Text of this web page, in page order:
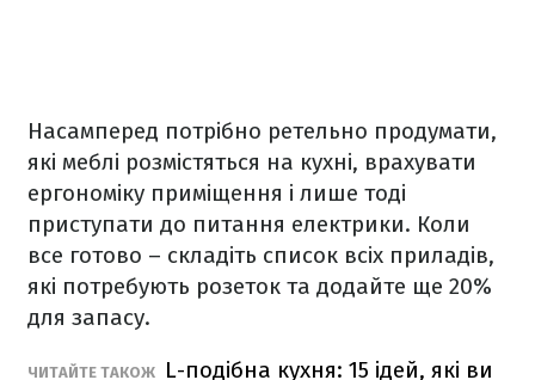
Насамперед потрібно ретельно продумати,
які меблі розмістяться на кухні, врахувати
ергономіку приміщення і лише тоді
приступати до питання електрики. Коли
все готово – складіть список всіх приладів,
які потребують розеток та додайте ще 20%
для запасу.
ЧИТАЙТЕ ТАКОЖ
L-подібна кухня: 15 ідей, які ви